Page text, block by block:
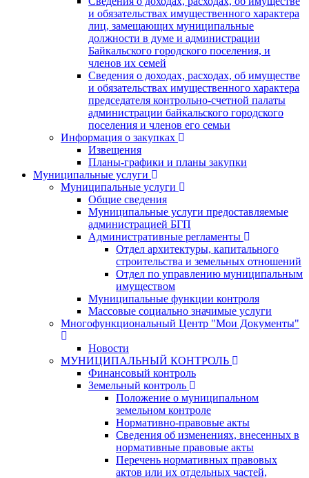
и обязательствах имущественного характера
лиц, замещающих муниципальные
должности в думе и администрации
Байкальского городского поселения, и
членов их семей
Сведения о доходах, расходах, об имуществе
и обязательствах имущественного характера
председателя контрольно-счетной палаты
администрации байкальского городского
поселения и членов его семьи
Информация о закупках
Извещения
Планы-графики и планы закупки
Муниципальные услуги
Муниципальные услуги
Общие сведения
Муниципальные услуги предоставляемые
администрацией БГП
Административные регламенты
Отдел архитектуры, капитального
строительства и земельных отношений
Отдел по управлению муниципальным
имуществом
Муниципальные функции контроля
Массовые социально значимые услуги
Многофункциональный Центр "Мои Документы"
Новости
МУНИЦИПАЛЬНЫЙ КОНТРОЛЬ
Финансовый контроль
Земельный контроль
Положение о муниципальном
земельном контроле
Нормативно-правовые акты
Сведения об изменениях, внесенных в
нормативные правовые акты
Перечень нормативных правовых
актов или их отдельных частей,